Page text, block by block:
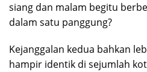
siang dan malam begitu
dalam satu panggung?
Kejanggalan kedua bahkan
hampir identik di sejumlah